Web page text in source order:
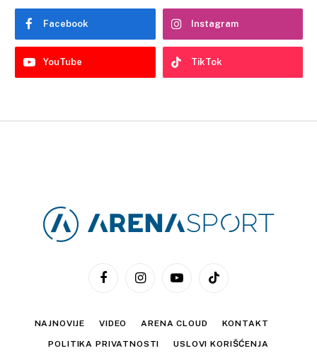
Facebook Instagram
YouTube TikTok
FacebookInstagramYouTubeTikTok
NAJNOVIJE VIDEO ARENA CLOUD KONTAKT
POLITIKA PRIVATNOSTI USLOVI KORIŠĆENJA